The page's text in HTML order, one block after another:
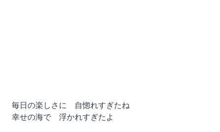
毎日の楽しさに 自惚れすぎたね
幸せの海で 浮かれすぎたよ